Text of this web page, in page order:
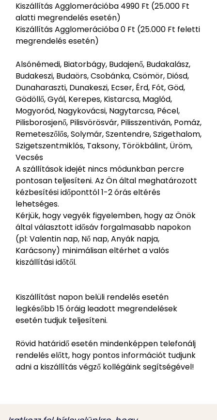
Kiszállítás Agglomerációba 4990 Ft (25.000 Ft
alatti megrendelés esetén)
Kiszállítás Agglomerációba 0 Ft (25.000 Ft feletti
megrendelés esetén)
Alsónémedi, Biatorbágy, Budajenő, Budakalász,
Budakeszi, Budaörs, Csobánka, Csömör, Diósd,
Dunaharaszti, Dunakeszi, Ecser, Érd, Fót, Göd,
Gödöllő, Gyál, Kerepes, Kistarcsa, Maglód,
Mogyoród, Nagykovácsi, Nagytarcsa, Pécel,
Pilisborosjenő, Pilisvörösvár, Pilisszentiván, Pomáz,
Remeteszőlős, Solymár, Szentendre, Szigethalom,
Szigetszentmiklós, Taksony, Törökbálint, Üröm,
Vecsés
A szállítások idejét nincs módunkban percre
pontosan teljesíteni. Az Ön által meghatározott
kézbesítési időponttól 1-2 órás eltérés
lehetséges.
Kérjük, hogy vegyék figyelemben, hogy az Önök
által választott idősáv forgalmasabb napokon
(pl: Valentin nap, Nő nap, Anyák napja,
Karácsony) minimálisan eltérhet a valós
kiszállítási időtől.
Kiszállítást napon belüli rendelés esetén
legkésőbb 15 óráig leadott megrendelések
esetén tudjuk teljesíteni.
Rövid határidő esetén mindenképpen telefonálj
rendelés előtt, hogy pontos információt tudjunk
adni a kiszállítás végző kollégáink segítségével!